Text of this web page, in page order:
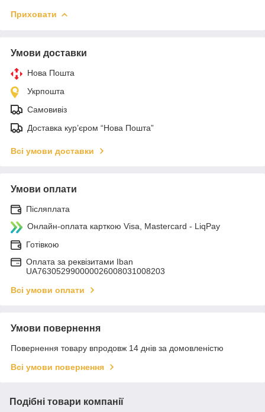
Приховати
Умови доставки
Нова Пошта
Укрпошта
Самовивіз
Доставка кур’єром “Нова Пошта”
Всі умови доставки
Умови оплати
Післяплата
Онлайн-оплата карткою Visa, Mastercard - LiqPay
Готівкою
Оплата за реквізитами Iban
UA763052990000026008031008203
Всі умови оплати
Умови повернення
Повернення товару впродовж 14 днів за домовленістю
Всі умови повернення
Подібні товари компанії